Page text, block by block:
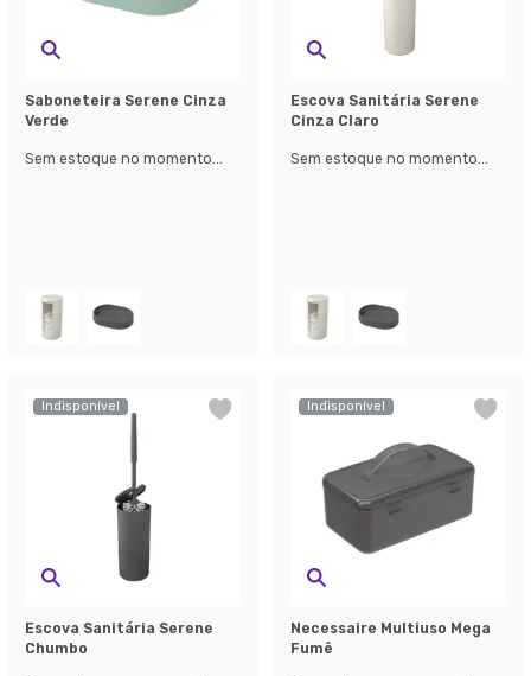
Saboneteira Serene Cinza
Verde
Sem estoque no momento...
Escova Sanitária Serene
Cinza Claro
Sem estoque no momento...
Indisponível
Escova Sanitária Serene
Chumbo
Indisponível
Necessaire Multiuso Mega
Fumê